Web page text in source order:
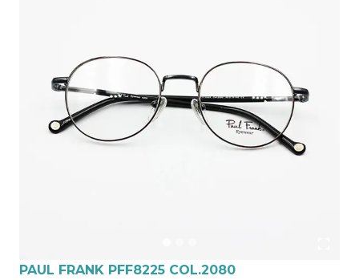
PAUL FRANK PFF8225 COL.2080